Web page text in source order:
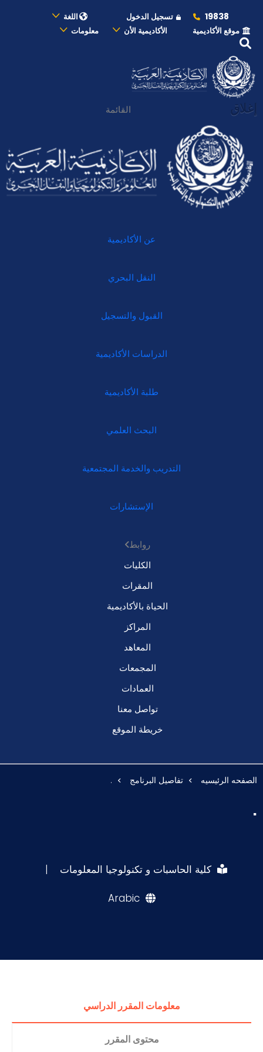
19838 تسجيل الدخول
اللغة
موقع الأكاديمية
الأكاديمية الأن معلومات
إغلاق القائمة
عن الأكاديمية
النقل البحري
القبول والتسجيل
الدراسات الأكاديمية
طلبة الأكاديمية
البحث العلمي
التدريب والخدمة المجتمعية
الإستشارات
روابط
الكليات
المقرات
الحياة بالأكاديمية
المراكز
المعاهد
المجمعات
العمادات
تواصل معنا
خريطة الموقع
الصفحه الرئيسيه تفاصيل البرنامج .
.
كلية الحاسبات و تكنولوجيا المعلومات |
Arabic
معلومات المقرر الدراسي
محتوى المقرر